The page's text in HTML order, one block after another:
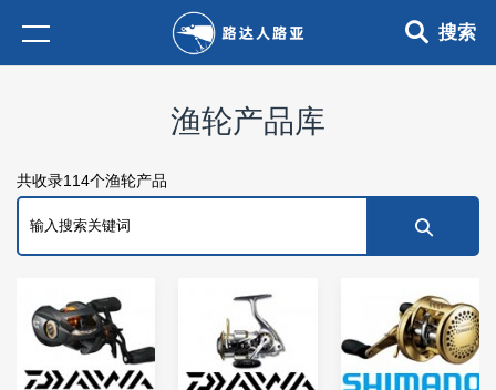
搜索
渔轮产品库
共收录114个渔轮产品